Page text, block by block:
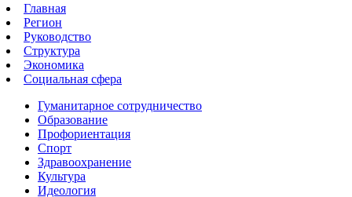
Главная
Регион
Руководство
Структура
Экономика
Социальная сфера
Гуманитарное сотрудничество
Образование
Профориентация
Спорт
Здравоохранение
Культура
Идеология